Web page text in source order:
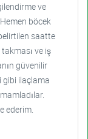
ve
böcek
saatte
ve iş
güvenilir
gibi ilaçlama
ederim.